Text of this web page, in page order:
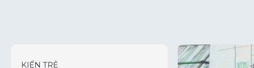
KIẾN TRẺ